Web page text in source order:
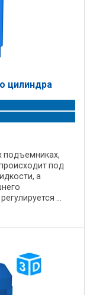
цилиндра
подъемниках,
под
а
...